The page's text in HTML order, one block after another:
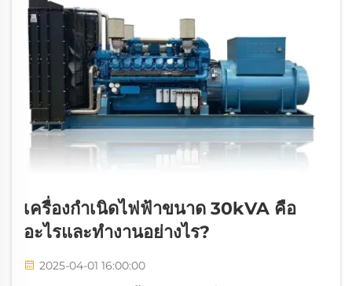
เครื่องกำเนิดไฟฟ้าขนาด 30kVA คือ
อะไรและทำงานอย่างไร?
2025-04-01 16:00:00